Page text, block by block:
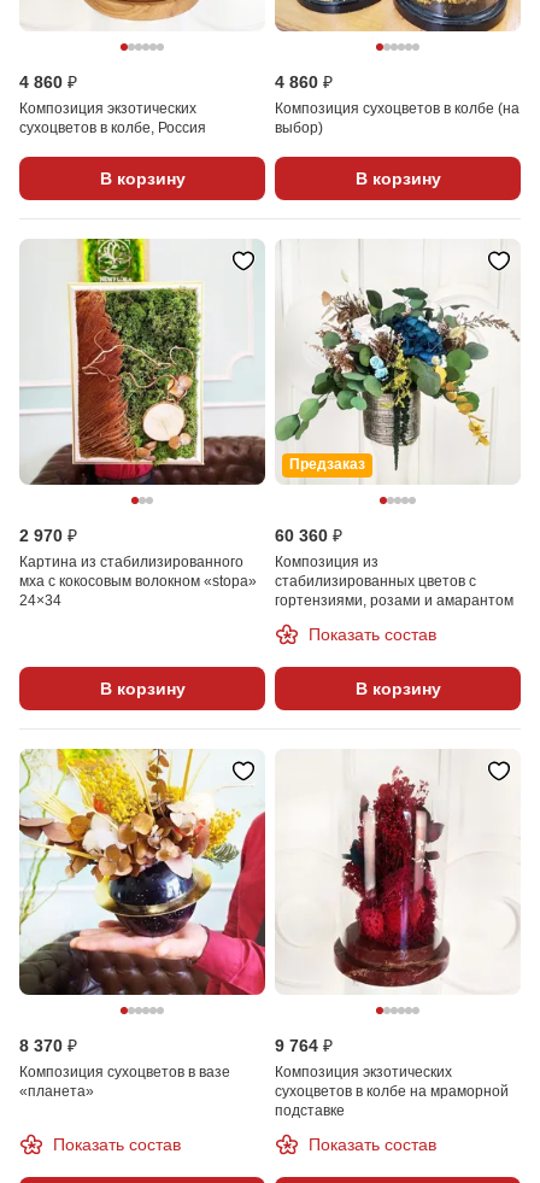
4 860 ₽
Композиция экзотических
сухоцветов в колбе, Россия
В корзину
4 860 ₽
Композиция сухоцветов в колбе (на
выбор)
В корзину
2 970 ₽
Картина из стабилизированного
мха с кокосовым волокном «stopa»
24×34
В корзину
Предзаказ
60 360 ₽
Композиция из
стабилизированных цветов с
гортензиями, розами и амарантом
Показать состав
В корзину
8 370 ₽
Композиция сухоцветов в вазе
«планета»
Показать состав
9 764 ₽
Композиция экзотических
сухоцветов в колбе на мраморной
подставке
Показать состав